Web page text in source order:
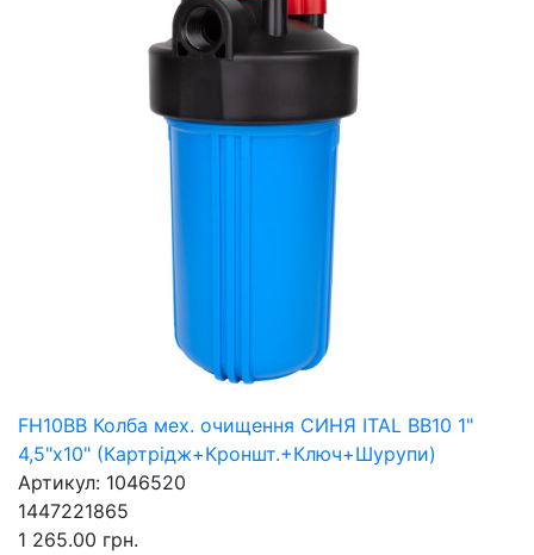
FH10BB Колба мех. очищення СИНЯ ITAL BB10 1"
4,5"х10" (Картрідж+Кроншт.+Ключ+Шурупи)
Артикул: 1046520
1447221865
1 265.00 грн.